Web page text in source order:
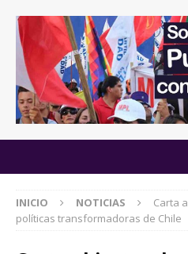
INICIO NOTICIAS
Carta
políticas transformadoras de Chile